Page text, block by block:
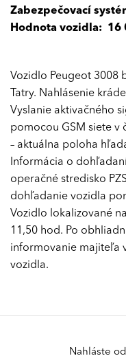
Zabezpečovací
Hodnota vozidla: 16
Vozidlo Peugeot 3008
Tatry. Nahlásenie
Vyslanie aktivačného
pomocou GSM siete v
– aktuálna poloha
Informácia o
operačné stredisko
dohľadanie vozidla
Vozidlo lokalizované
11,50 hod. Po
informovanie majiteľa
vozidla.
Nahláste